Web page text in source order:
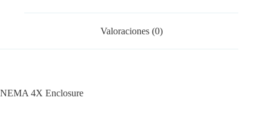
Valoraciones (0)
NEMA 4X Enclosure